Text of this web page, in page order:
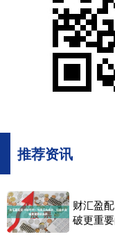
推荐资讯
财汇盈
破更重